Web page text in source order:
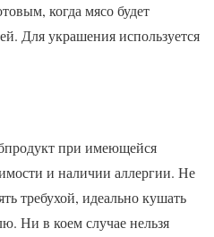
когда мясо будет
Для украшения используется
при имеющейся
и наличии аллергии. Не
требухой, идеально кушать
Ни в коем случае нельзя